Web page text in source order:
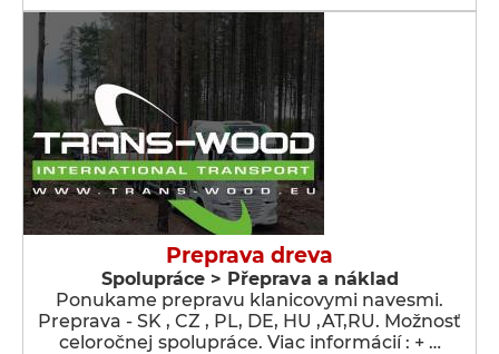
Preprava dreva
Spolupráce > Přeprava a náklad
Ponukame prepravu klanicovymi navesmi.
Preprava - SK , CZ , PL, DE, HU ,AT,RU. Možnosť
celoročnej spolupráce. Viac informácií : + …